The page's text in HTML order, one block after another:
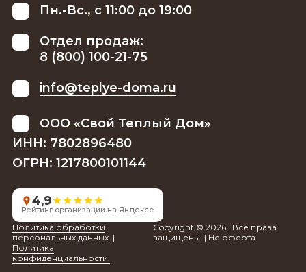
Пн.-Вс., с 11:00 до 19:00
Отдел продаж:
8 (800) 100-21-75
info@teplye-doma.ru
ООО «Свой Теплый Дом»
ИНН: 7802896480
ОГРН: 1217800101144
4,9
Рейтинг организации на Яндексе
Copyright © 2026 | Все права
защищены. | Не оферта.
Политика обработки
персональных данных. |
Политика
конфиденциальности.